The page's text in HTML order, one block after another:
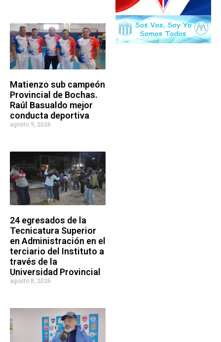
Matienzo sub campeón
Provincial de Bochas.
Raúl Basualdo mejor
conducta deportiva
agosto 9, 2026
24 egresados de la
Tecnicatura Superior
en Administración en el
terciario del Instituto a
través de la
Universidad Provincial
agosto 8, 2026